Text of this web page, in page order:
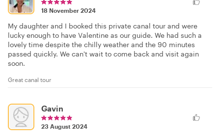
18 November 2024
My daughter and I booked this private canal tour and were
lucky enough to have Valentine as our guide. We had such a
lovely time despite the chilly weather and the 90 minutes
passed quickly. We can't wait to come back and visit again
soon.
Great canal tour
Gavin
23 August 2024